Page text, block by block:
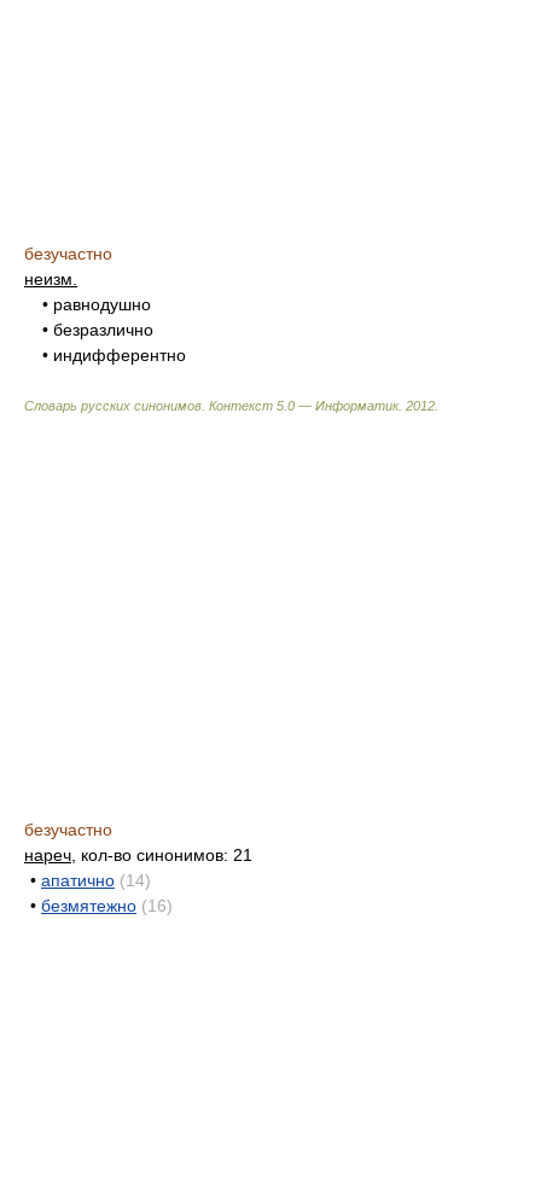
безучастно
неизм.
• равнодушно
• безразлично
• индифферентно
Словарь русских синонимов. Контекст 5.0 — Информатик. 2012
безучастно
нареч , кол-во синонимов: 21
• апатично (14)
• безмятежно (16)